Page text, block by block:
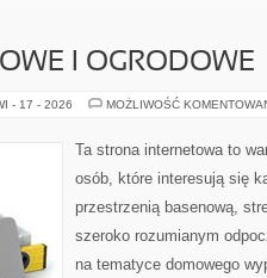
I OGRODOWE
- 17 - 2026 MOŻLIWOŚĆ
Ta strona internetowa to
osób, które interesują się
przestrzenią basenową,
szeroko rozumianym
na tematyce domowego